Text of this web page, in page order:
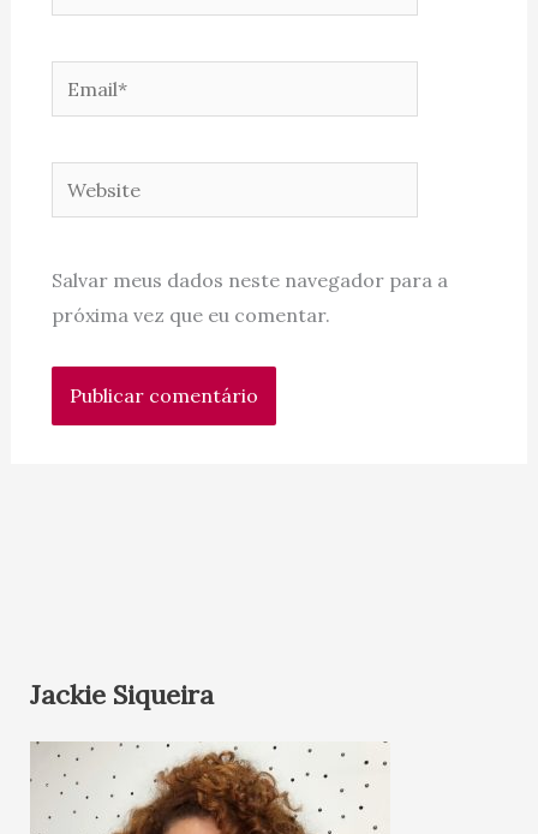
Email*
Website
Salvar meus dados neste navegador para a
próxima vez que eu comentar.
Jackie Siqueira